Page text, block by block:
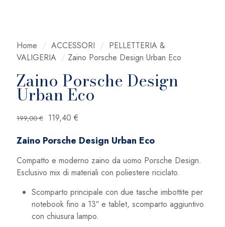
Home / ACCESSORI / PELLETTERIA &
VALIGERIA / Zaino Porsche Design Urban Eco
Zaino Porsche Design
Urban Eco
199,00€ Il
originale
199,00 €.
119,40 €
attuale
119,40 €.
Zaino Porsche Design Urban Eco
Compatto e moderno zaino da uomo Porsche Design.
Esclusivo mix di materiali con poliestere riciclato.
Scomparto principale con due tasche imbottite per
notebook fino a 13″ e tablet, scomparto aggiuntivo
con chiusura lampo.